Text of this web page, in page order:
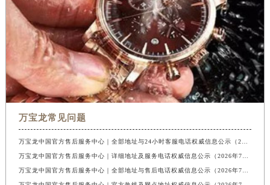
万宝龙常见问题
万宝龙中国官方售后服务中心｜全部地址与24小时客服电话权威信息公示（2026年7月最新）
万宝龙中国官方售后服务中心｜详细地址及服务电话权威信息公示（2026年7月最新）
万宝龙中国官方售后服务中心｜全部地址与售后电话权威信息公示（2026年7月最新）